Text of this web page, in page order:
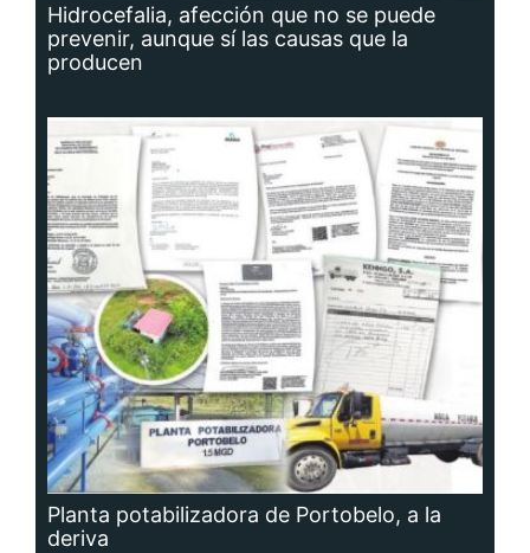
Hidrocefalia, afección que no se puede
prevenir, aunque sí las causas que la
producen
Planta potabilizadora de Portobelo, a la
deriva